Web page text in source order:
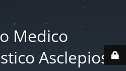
Medico
Asclepios